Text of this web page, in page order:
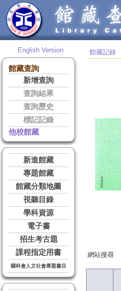
English Version
館藏查詢
新增查詢
查詢結果
查詢歷史
標記記錄
他校館藏
新進館藏
專題館藏
館藏分類地圖
視聽目錄
學科資源
電子書
招生考古題
課程指定用書
國科會人文社會專題書目
館藏記錄
網站搜尋